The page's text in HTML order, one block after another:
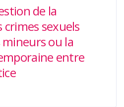
de la
sexuels
ou la
entre